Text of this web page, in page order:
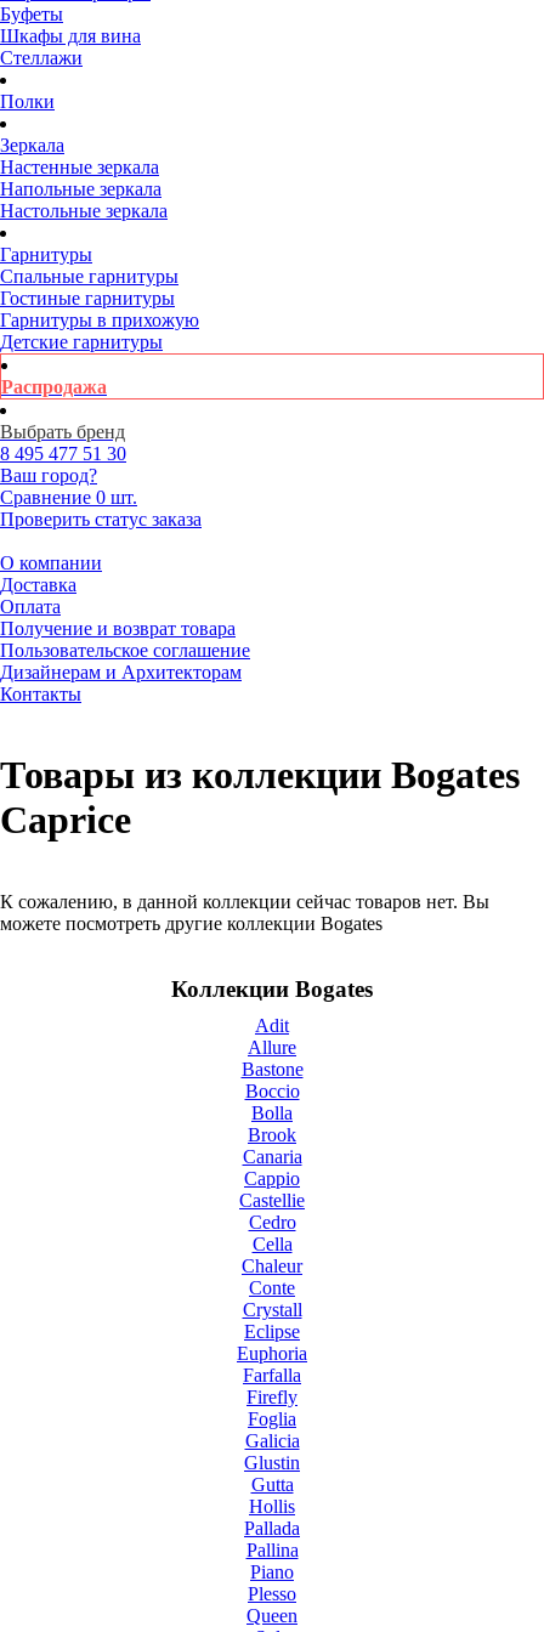
Буфеты
Шкафы для вина
Стеллажи
Полки
Зеркала
Настенные зеркала
Напольные зеркала
Настольные зеркала
Гарнитуры
Спальные гарнитуры
Гостиные гарнитуры
Гарнитуры в прихожую
Детские гарнитуры
Распродажа
Выбрать бренд
8 495 477 51 30
Ваш город?
Сравнение 0 шт.
Проверить статус заказа
О компании
Доставка
Оплата
Получение и возврат товара
Пользовательское соглашение
Дизайнерам и Архитекторам
Контакты
Товары из коллекции Bogates
Caprice
К сожалению, в данной коллекции сейчас товаров нет. Вы
можете посмотреть другие коллекции Bogates
Коллекции Bogates
Adit
Allure
Bastone
Boccio
Bolla
Brook
Canaria
Cappio
Castellie
Cedro
Cella
Chaleur
Conte
Crystall
Eclipse
Euphoria
Farfalla
Firefly
Foglia
Galicia
Glustin
Gutta
Hollis
Pallada
Pallina
Piano
Plesso
Queen